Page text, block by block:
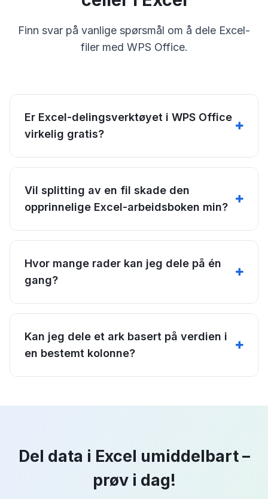
Finn svar på vanlige spørsmål om å dele Excel-
filer med WPS Office.
Er Excel-delingsverktøyet i WPS Office
virkelig gratis?
Vil splitting av en fil skade den
opprinnelige Excel-arbeidsboken min?
Hvor mange rader kan jeg dele på én
gang?
Kan jeg dele et ark basert på verdien i
en bestemt kolonne?
Del data i Excel umiddelbart –
prøv i dag!